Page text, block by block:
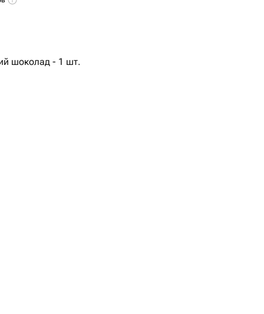
шоколад - 1 шт.